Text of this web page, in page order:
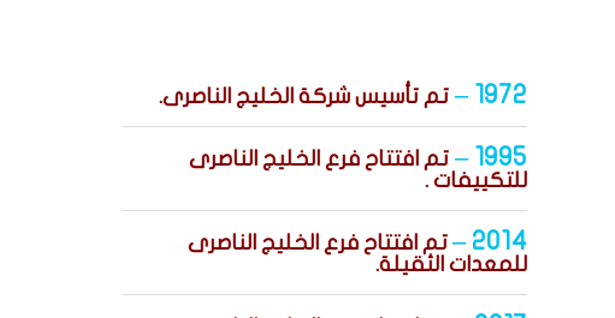
1972 – تم تأسيس شركة الخليج الناصرى.
1995 –
تم افتتاح فرع الخليج الناصرى
للتكييفات .
2014 –
تم افتتاح فرع الخليج الناصرى
للمعدات الثقيلة.